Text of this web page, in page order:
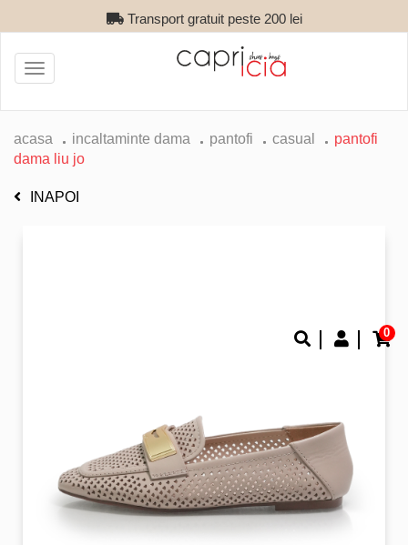
Transport gratuit peste 200 lei
0
Toggle
navigation
acasa incaltaminte dama pantofi casual
pantofi
dama liu jo
INAPOI